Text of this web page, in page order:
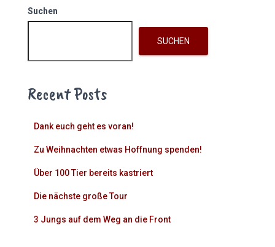
Suchen
SUCHEN
Recent Posts
Dank euch geht es voran!
Zu Weihnachten etwas Hoffnung spenden!
Über 100 Tier bereits kastriert
Die nächste große Tour
3 Jungs auf dem Weg an die Front